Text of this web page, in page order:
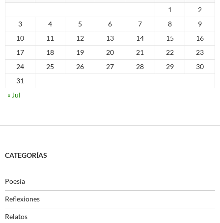
1
2
3
4 5 6 7 8
9
10
11 12 13 14 15
16
17
18 19 20 21 22
23
24
25 26 27 28 29
30
31
« Jul
CATEGORÍAS
Poesía
Reflexiones
Relatos